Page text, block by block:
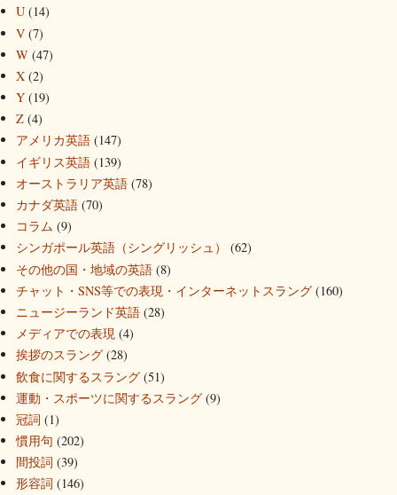
U (14)
V (7)
W (47)
X (2)
Y (19)
Z (4)
アメリカ英語 (147)
イギリス英語 (139)
オーストラリア英語 (78)
カナダ英語 (70)
コラム (9)
シンガポール英語（シングリッシュ）
(62)
その他の国・地域の英語 (8)
チャット・SNS等での表現・インターネットスラング (160)
ニュージーランド英語 (28)
メディアでの表現 (4)
挨拶のスラング (28)
飲食に関するスラング (51)
運動・スポーツに関するスラング (9)
冠詞 (1)
慣用句 (202)
間投詞 (39)
形容詞 (146)